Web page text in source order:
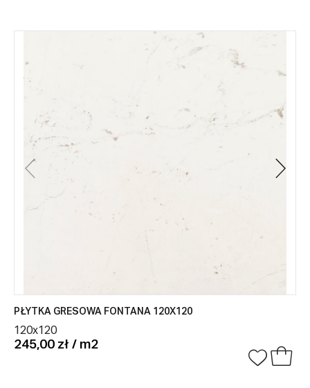
PŁYTKA GRESOWA FONTANA 120X120
120x120
245,00 zł / m2